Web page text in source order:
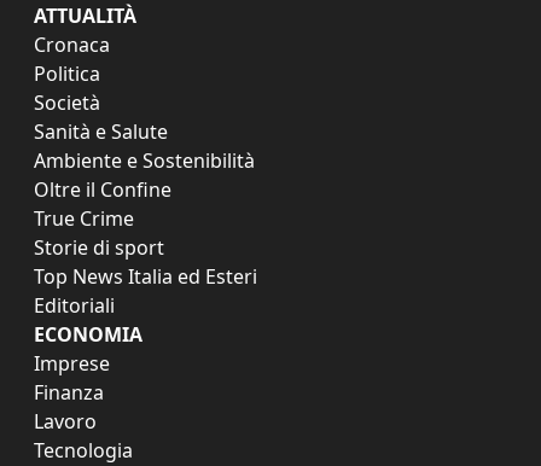
ATTUALITÀ
Cronaca
Politica
Società
Sanità e Salute
Ambiente e Sostenibilità
Oltre il Confine
True Crime
Storie di sport
Top News Italia ed Esteri
Editoriali
ECONOMIA
Imprese
Finanza
Lavoro
Tecnologia